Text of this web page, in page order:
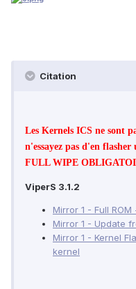
Citation
Les Kernels ICS ne sont
n'essayez pas d'en flasher
FULL WIPE
ViperS 3.1.2
Mirror 1 - Full
Mirror 1 - Update
Mirror 1 - Kernel
kernel